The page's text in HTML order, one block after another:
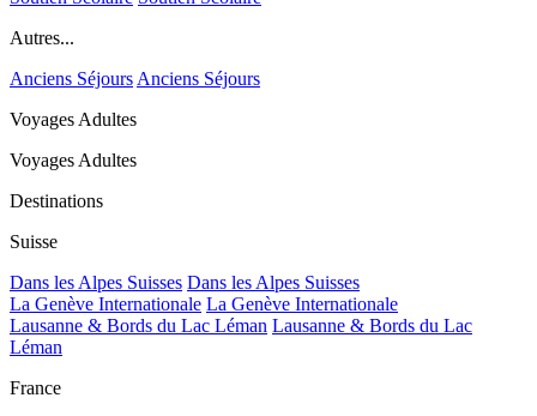
Autres...
Anciens Séjours Anciens Séjours
Voyages Adultes
Voyages Adultes
Destinations
Suisse
Dans les Alpes Suisses Dans les Alpes Suisses
La Genève Internationale La Genève Internationale
Lausanne & Bords du Lac Léman Lausanne & Bords du Lac
Léman
France